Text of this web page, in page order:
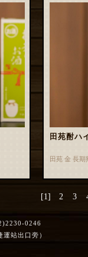
田苑酎ハ
田苑 金 長
[1] 2 3
0246
站出口旁）